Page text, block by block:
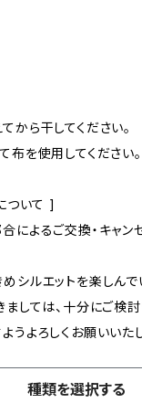
から干してください。
布を使用してください。
ついて ]
によるご交換・キャン
シルエットを楽しん
ましては、十分にご検
うよろしくお願いいたし
種類を選択する